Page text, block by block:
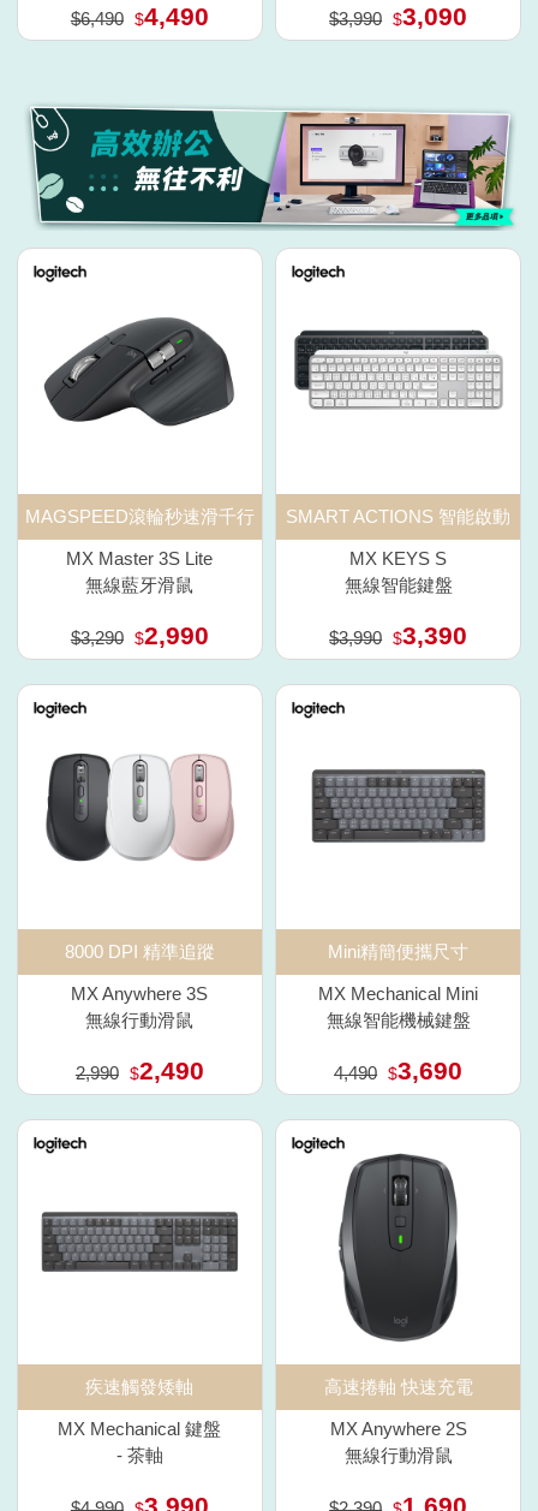
$6,490 $4,490 $3,990 $3,090
MAGSPEED滾輪秒速滑千行
MX Master 3S Lite
無線藍牙滑鼠
$3,290 $2,990
SMART ACTIONS 智能啟動
MX KEYS S
無線智能鍵盤
$3,990 $3,390
8000 DPI 精準追蹤
MX Anywhere 3S
無線行動滑鼠
2,990 $2,490
Mini精簡便攜尺寸
MX Mechanical Mini
無線智能機械鍵盤
4,490 $3,690
疾速觸發矮軸
MX Mechanical 鍵盤
- 茶軸
高速捲軸 快速充電
MX Anywhere 2S
無線行動滑鼠